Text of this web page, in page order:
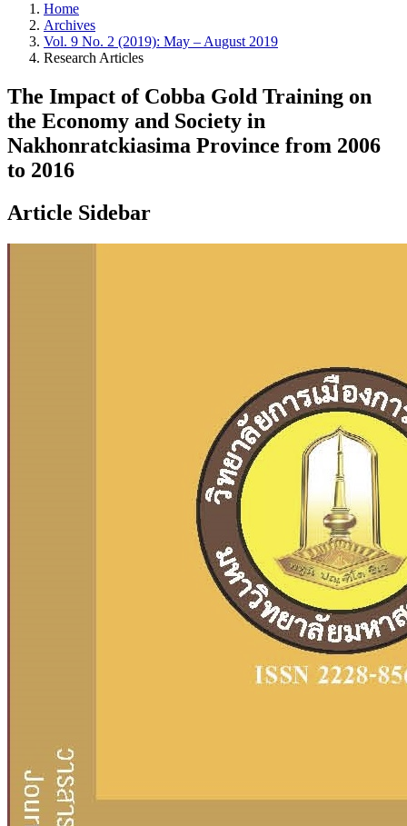
Home
Archives
Vol. 9 No. 2 (2019): May – August 2019
Research Articles
The Impact of Cobba Gold Training on
the Economy and Society in
Nakhonratckiasima Province from 2006
to 2016
Article Sidebar